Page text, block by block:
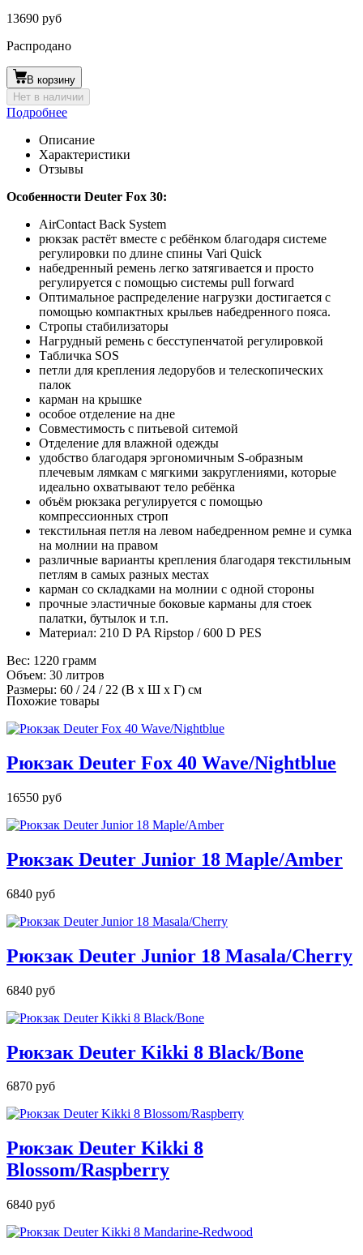
13690 руб
Распродано
В корзину
Нет в наличии
Подробнее
Описание
Характеристики
Отзывы
Особенности Deuter Fox 30:
AirContact Back System
рюкзак растёт вместе с ребёнком благодаря системе
регулировки по длине спины Vari Quick
набедренный ремень легко затягивается и просто
регулируется с помощью системы pull forward
Оптимальное распределение нагрузки достигается с
помощью компактных крыльев набедренного пояса.
Стропы стабилизаторы
Нагрудный ремень с бесступенчатой регулировкой
Табличка SOS
петли для крепления ледорубов и телескопических
палок
карман на крышке
особое отделение на дне
Совместимость с питьевой ситемой
Отделение для влажной одежды
удобство благодаря эргономичным S-образным
плечевым лямкам с мягкими закруглениями, которые
идеально охватывают тело ребёнка
объём рюкзака регулируется с помощью
компрессионных строп
текстильная петля на левом набедренном ремне и сумка
на молнии на правом
различные варианты крепления благодаря текстильным
петлям в самых разных местах
карман со складками на молнии с одной стороны
прочные эластичные боковые карманы для стоек
палатки, бутылок и т.п.
Материал: 210 D PA Ripstop / 600 D PES
Вес: 1220 грамм
Объем: 30 литров
Размеры: 60 / 24 / 22 (В x Ш x Г) см
Похожие товары
Рюкзак Deuter Fox 40 Wave/Nightblue
16550 руб
Рюкзак Deuter Junior 18 Maple/Amber
6840 руб
Рюкзак Deuter Junior 18 Masala/Cherry
6840 руб
Рюкзак Deuter Kikki 8 Black/Bone
6870 руб
Рюкзак Deuter Kikki 8
Blossom/Raspberry
6840 руб